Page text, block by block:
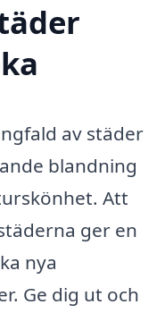
av städer
blandning
Att
ger en
nya
Ge dig ut och